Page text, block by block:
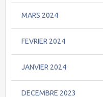
MARS 2024
FEVRIER 2024
JANVIER 2024
DECEMBRE 2023